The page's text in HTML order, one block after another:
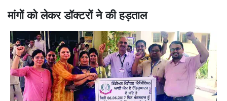
मांगों को लेकर डॉक्टरों ने की हड़ताल